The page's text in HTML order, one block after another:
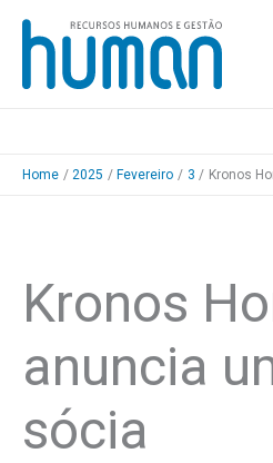
Skip
content
Home 2025 Fevereiro 3 Kronos
Kronos
anuncia
sócia